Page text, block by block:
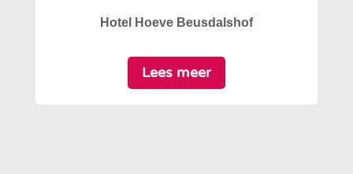
Hotel Hoeve Beusdalshof
Lees meer